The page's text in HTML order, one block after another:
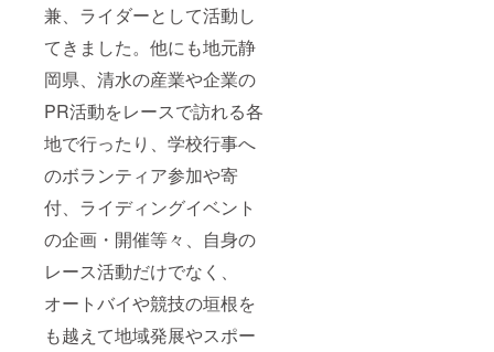
兼、ライダーとして活動し
てきました。他にも地元静
岡県、清水の産業や企業の
PR活動をレースで訪れる各
地で行ったり、学校行事へ
のボランティア参加や寄
付、ライディングイベント
の企画・開催等々、自身の
レース活動だけでなく、
オートバイや競技の垣根を
も越えて地域発展やスポー